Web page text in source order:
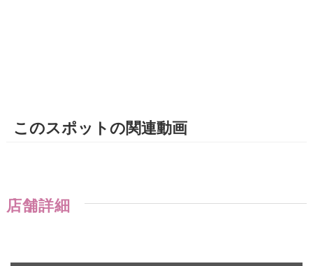
このスポットの関連動画
店舗詳細